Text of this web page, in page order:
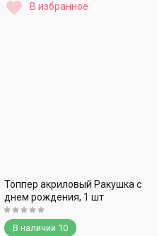
В избранное
Топпер акриловый Ракушка с
днем рождения, 1 шт
В наличии 10